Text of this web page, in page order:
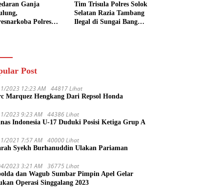
Ganja
Polres
Tim Trisula Polres Solok
Selatan Razia Tambang
Ilegal di Sungai Bangko,
Post
2023 12:23 AM 44817 Lihat
Marquez Hengkang Dari Repsol Honda
2023 9:23 AM 44386 Lihat
Indonesia U-17 Duduki Posisi Ketiga Grup A
2021 7:57 AM 40000 Lihat
Syekh Burhanuddin Ulakan Pariaman
2023 3:21 AM 36775 Lihat
dan Wagub Sumbar Pimpin Apel Gelar
Operasi Singgalang 2023